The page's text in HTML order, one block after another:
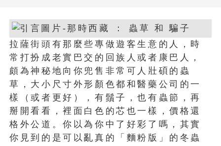
拉薩街頭有那麼些專做遊客生意的人，時
常打扮成老實巴交的回族人或者康巴人，
頗為神秘地向你兜售非常可人壯碩的蟲
草，大小尺寸外形顏色都和醫藥公司的一
樣（或者更好），有鬚子，也有蟲節，再
掰開看看，裡面白色的芯也一樣，價格還
格外公道。你以為你中了好彩了嗎，其實
你見到的是可以亂真的「麵粉版」的冬蟲